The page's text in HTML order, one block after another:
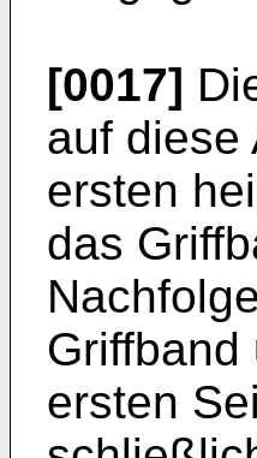
[0017]
auf diese
ersten
das
ersten